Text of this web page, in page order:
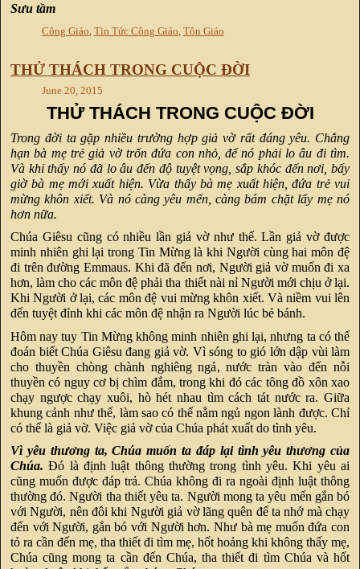
Sưu tầm
Công Giáo Tin Tức Công Giáo Tôn Giáo
THỬ THÁCH TRONG CUỘC ĐỜI
June 20, 2015
THỬ THÁCH TRONG CUỘC ĐỜI
Trong đời ta gặp nhiều trường hợp giả vờ rất đáng yêu. Chẳng
hạn bà mẹ trẻ giả vờ trốn đứa con nhỏ, để nó phải lo âu đi tìm.
Và khi thấy nó đã lo âu đến độ tuyệt vọng, sắp khóc đến nơi, bấy
giờ bà mẹ mới xuất hiện. Vừa thấy bà mẹ xuất hiện, đứa trẻ vui
mừng khôn xiết. Và nó càng yêu mến, càng bám chặt lấy mẹ nó
hơn nữa.
Chúa Giêsu cũng có nhiều lần giả vờ như thế. Lần giả vờ được
minh nhiên ghi lại trong Tin Mừng là khi Người cùng hai môn đệ
đi trên đường Emmaus. Khi đã đến nơi, Người giả vờ muốn đi xa
hơn, làm cho các môn đệ phải tha thiết nài nỉ Người mới chịu ở lại.
Khi Người ở lại, các môn đệ vui mừng khôn xiết. Và niềm vui lên
đến tuyệt đỉnh khi các môn đệ nhận ra Người lúc bẻ bánh.
Hôm nay tuy Tin Mừng không minh nhiên ghi lại, nhưng ta có thể
đoán biết Chúa Giêsu đang giả vờ. Vì sóng to gió lớn dập vùi làm
cho thuyền chòng chành nghiêng ngả, nước tràn vào đến nỗi
thuyền có nguy cơ bị chìm đắm, trong khi đó các tông đồ xôn xao
chạy ngược chạy xuôi, hò hét nhau tìm cách tát nước ra. Giữa
khung cảnh như thế, làm sao có thể nằm ngủ ngon lành được. Chỉ
có thể là giả vờ. Việc giả vờ của Chúa phát xuất do tình yêu.
Vì yêu thương ta, Chúa muốn ta đáp lại tình yêu thương của
Chúa. Đó là định luật thông thường trong tình yêu. Khi yêu ai
cũng muốn được đáp trả. Chúa không đi ra ngoài định luật thông
thường đó. Người tha thiết yêu ta. Người mong ta yêu mến gắn bó
với Người, nên đôi khi Người giả vờ lãng quên để ta nhớ mà chạy
đến với Người, gắn bó với Người hơn. Như bà mẹ muốn đứa con
tỏ ra cần đến mẹ, tha thiết đi tìm mẹ, hốt hoảng khi không thấy mẹ,
Chúa cũng mong ta cần đến Chúa, tha thiết đi tìm Chúa và hốt